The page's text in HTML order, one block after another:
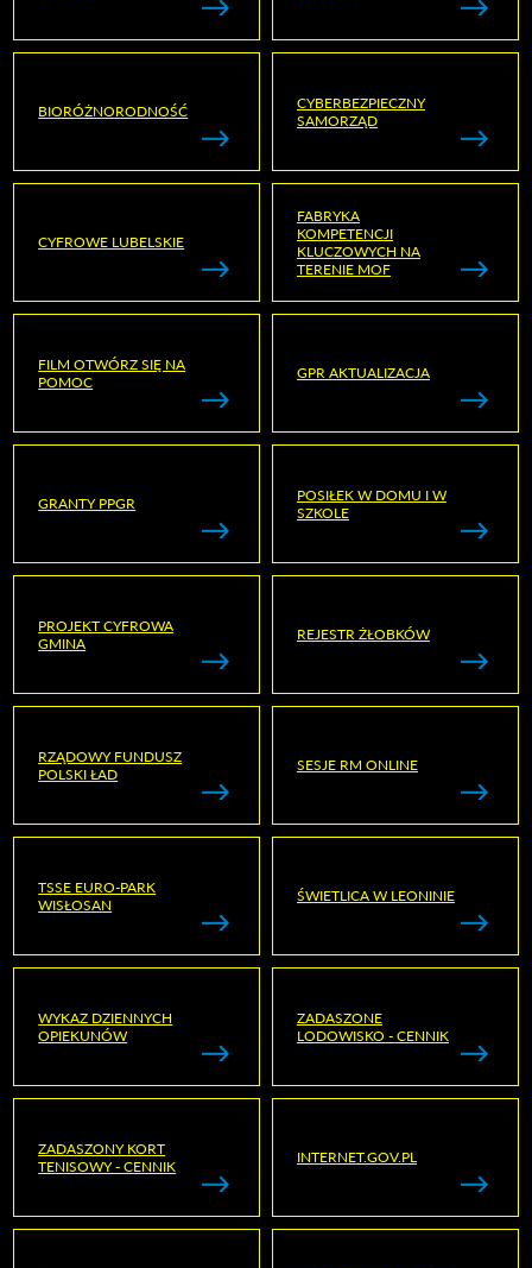
BIORÓŻNORODNOŚĆ
CYBERBEZPIECZNY
SAMORZĄD
CYFROWE LUBELSKIE
FABRYKA
KOMPETENCJI
KLUCZOWYCH NA
TERENIE MOF
FILM OTWÓRZ SIĘ NA
POMOC
GPR AKTUALIZACJA
GRANTY PPGR
POSIŁEK W DOMU I W
SZKOLE
PROJEKT CYFROWA
GMINA
REJESTR ŻŁOBKÓW
RZĄDOWY FUNDUSZ
POLSKI ŁAD
SESJE RM ONLINE
TSSE EURO-PARK
WISŁOSAN
ŚWIETLICA W LEONINIE
WYKAZ DZIENNYCH
OPIEKUNÓW
ZADASZONE
LODOWISKO - CENNIK
ZADASZONY KORT
TENISOWY - CENNIK
INTERNET.GOV.PL